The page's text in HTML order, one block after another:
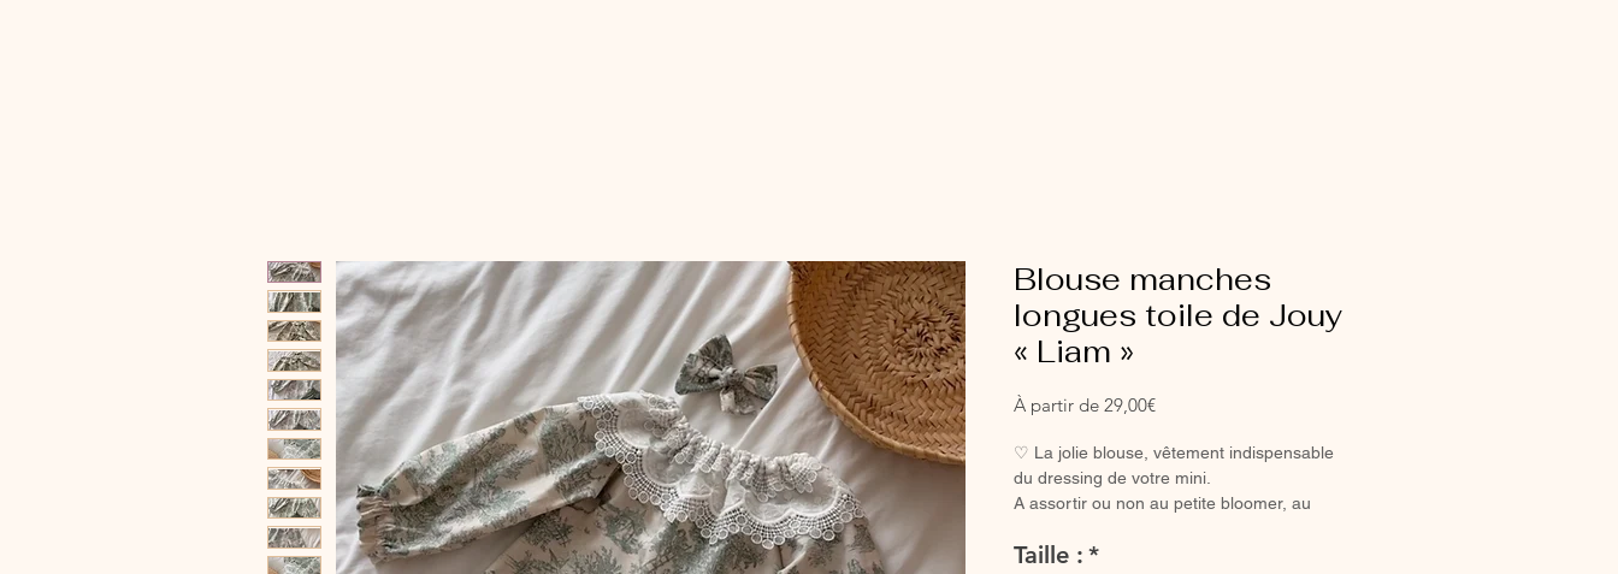
Blouse manches
longues toile de Jouy
« Liam »
À partir de 29,00€Prix
♡ La jolie blouse, vêtement indispensable
du dressing de votre mini.
A assortir ou non au petite bloomer, au
douceur.
Taille : *